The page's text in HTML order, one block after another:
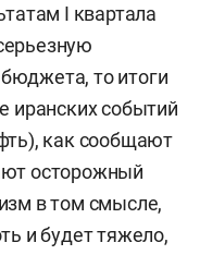
I квартала
то итоги
иранских событий
как сообщают
осторожный
в том смысле,
и будет тяжело,